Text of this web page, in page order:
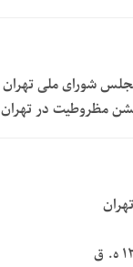
مجلس شورای ملی تهران
مظروطیت در تهران